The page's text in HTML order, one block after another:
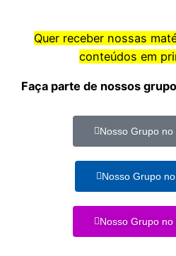
Quer receber nossas
conteúdos em
Faça parte de nossos
Nosso Grupo no
Nosso Grupo
Nosso Grupo no